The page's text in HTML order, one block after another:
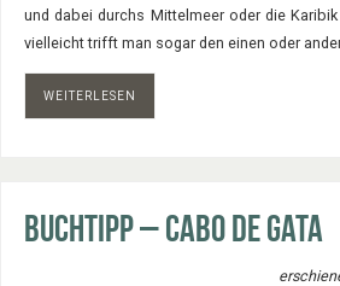
und dabei durchs Mittelmeer oder die Karibik
vielleicht trifft man sogar den einen oder
WEITERLESEN
Buchtipp – Cabo de Gata